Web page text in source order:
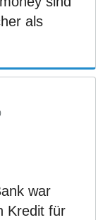
als
war
Kredit für